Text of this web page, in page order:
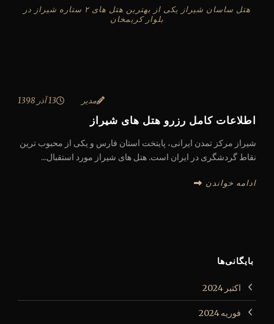
هتل ساسان شیراز یکی از بهترین هتل های ۲ ستاره شیراز در
بلوار کریمخان
13 آذر 1398 مدیر
اطلاعات کامل رزرو هتل های شیراز
شیراز مرکز تمدن ایرانی، پایتخت استان فارس و یکی از محبوب ترین
نقاط گردشگری در ایران است. هتل های شیراز مورد استقبال...
ادامه خواندن
بایگانی‌ها
اکتبر 2024
فوریه 2024